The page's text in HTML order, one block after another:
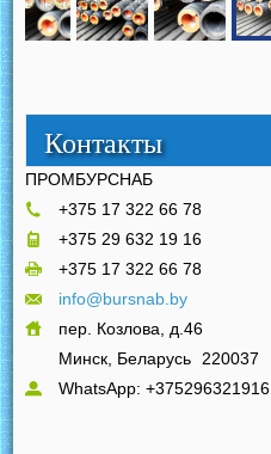
Контакты
ПРОМБУРСНАБ
+375 17 322 66 78
+375 29 632 19 16
+375 17 322 66 78
info@bursnab.by
пер. Козлова, д.46
Минск, Беларусь 220037
WhatsApp: +375296321916